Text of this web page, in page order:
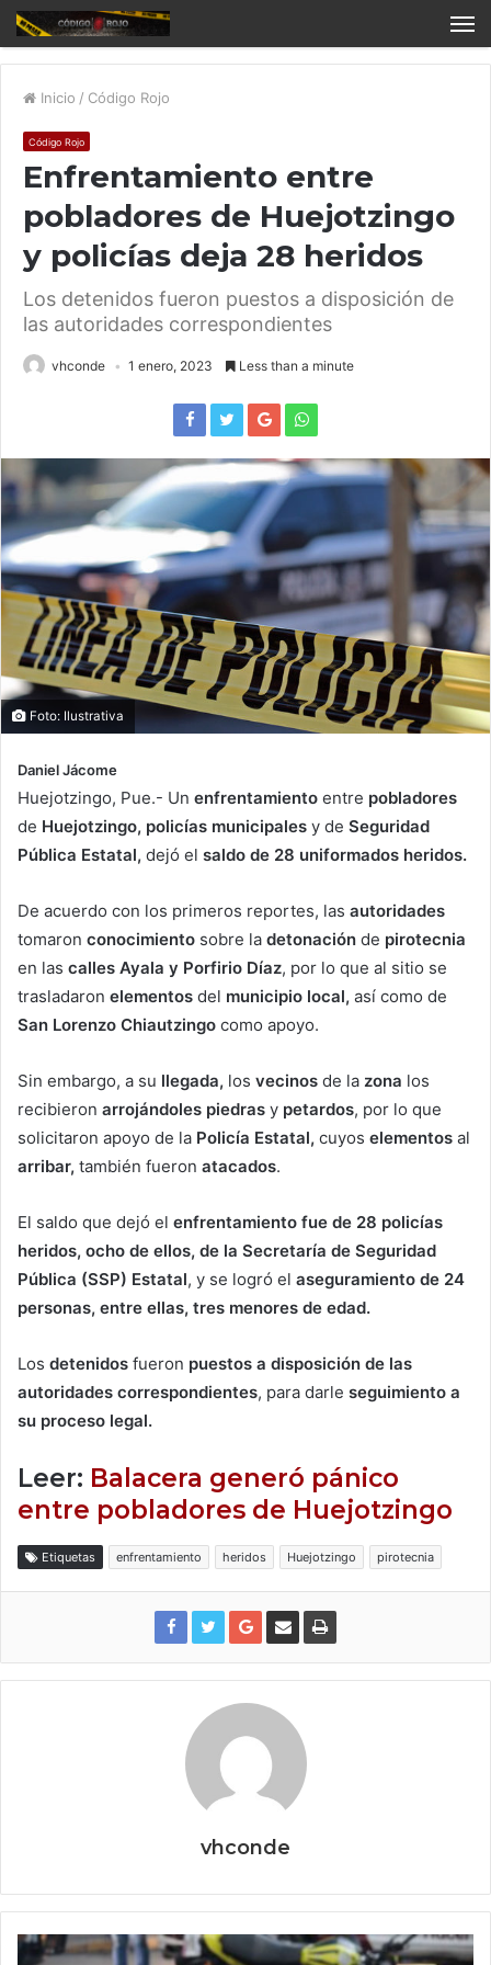
Inicio / Código Rojo
Código Rojo
Enfrentamiento entre
pobladores de Huejotzingo
y policías deja 28 heridos
Los detenidos fueron puestos a disposición de
las autoridades correspondientes
vhconde 1 enero, 2023 Less than a minute
Foto: Ilustrativa
Daniel Jácome
Huejotzingo, Pue.- Un enfrentamiento entre pobladores
de Huejotzingo, policías municipales y de Seguridad
Pública Estatal, dejó el saldo de 28 uniformados heridos.
De acuerdo con los primeros reportes, las autoridades
tomaron conocimiento sobre la detonación de pirotecnia
en las calles Ayala y Porfirio Díaz, por lo que al sitio se
trasladaron elementos del municipio local, así como de
San Lorenzo Chiautzingo como apoyo.
Sin embargo, a su llegada, los vecinos de la zona los
recibieron arrojándoles piedras y petardos, por lo que
solicitaron apoyo de la Policía Estatal, cuyos elementos al
arribar, también fueron atacados.
El saldo que dejó el enfrentamiento fue de 28 policías
heridos, ocho de ellos, de la Secretaría de Seguridad
Pública (SSP) Estatal, y se logró el aseguramiento de 24
personas, entre ellas, tres menores de edad.
Los detenidos fueron puestos a disposición de las
autoridades correspondientes, para darle seguimiento a
su proceso legal.
Leer: Balacera generó pánico
entre pobladores de Huejotzingo
Etiquetas enfrentamiento heridos Huejotzingo pirotecnia
vhconde